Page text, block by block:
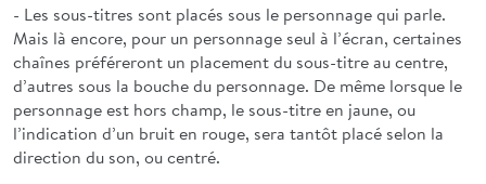
- Les sous-titres sont placés sous le personnage qui parle.
Mais là encore, pour un personnage seul à l’écran, certaines
chaînes préféreront un placement du sous-titre au centre,
d’autres sous la bouche du personnage. De même lorsque le
personnage est hors champ, le sous-titre en jaune, ou
l’indication d’un bruit en rouge, sera tantôt placé selon la
direction du son, ou centré.